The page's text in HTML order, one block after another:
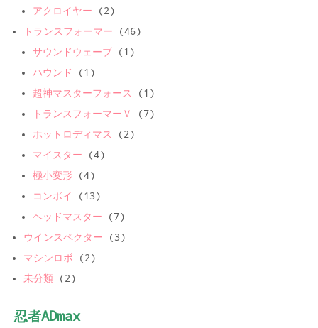
アクロイヤー (2)
トランスフォーマー (46)
サウンドウェーブ (1)
ハウンド
(1)
超神マスターフォース
(1)
トランスフォーマーＶ
(7)
ホットロディマス
(2)
マイスター (4)
極小変形 (4)
コンボイ
(13)
ヘッドマスター (7)
ウインスペクター (3)
マシンロボ (2)
未分類 (2)
忍者ADmax